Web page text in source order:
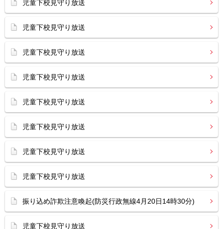
児童下校見守り放送
児童下校見守り放送
児童下校見守り放送
児童下校見守り放送
児童下校見守り放送
児童下校見守り放送
児童下校見守り放送
児童下校見守り放送
振り込め詐欺注意喚起(防災行政無線4月20日14時30分)
児童下校見守り放送